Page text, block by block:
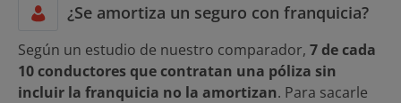
¿Se amortiza un seguro con franquicia?
Según un estudio de nuestro comparador, 7 de cada
10 conductores que contratan una póliza sin
incluir la franquicia no la amortizan. Para sacarle